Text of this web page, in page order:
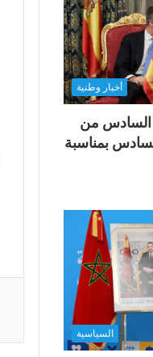
أخبار وطنية
السادس من
بمناسبة
السياسية